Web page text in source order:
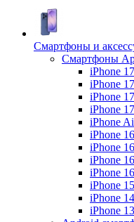
Смартфоны и
Смартфоны
iPhone
iPhone
iPhone 17
iPhone
iPhone
iPhone
iPhone
iPhone 16
iPhone
iPhone 15
iPhone 14
iPhone 13